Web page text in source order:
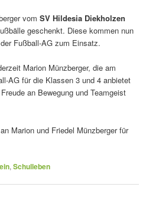
vom SV Hildesia Diekholzen
geschenkt. Diese kommen nun
Fußball-AG zum Einsatz.
Marion Münzberger, die am
AG für die Klassen 3 und 4 anbietet
an Bewegung und Teamgeist
Marion und Friedel Münzberger für
,Schulleben